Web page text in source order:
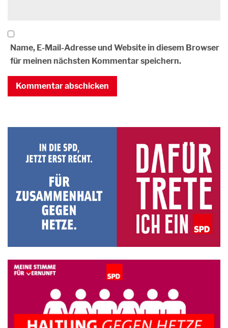
Name, E-Mail-Adresse und Website in diesem Browser
für meinen nächsten Kommentar speichern.